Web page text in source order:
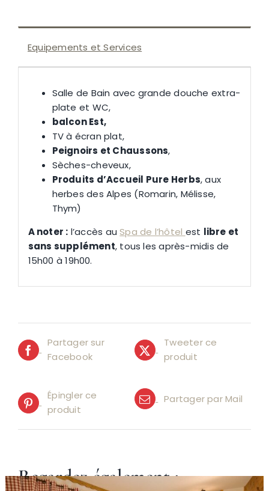
Equipements et Services
Salle de Bain avec grande douche extra-
plate et WC,
balcon Est,
TV à écran plat,
Peignoirs et Chaussons,
Sèches-cheveux,
Produits d’Accueil Pure Herbs, aux
herbes des Alpes (Romarin, Mélisse,
Thym)
A noter : l’accès auSpa de l’hôtel est libre et
sans supplément, tous les après-midis de
15h00 à 19h00.
Partager sur
Facebook
Tweeter ce
produit
Épingler ce
produit
Partager par Mail
Regardez également :